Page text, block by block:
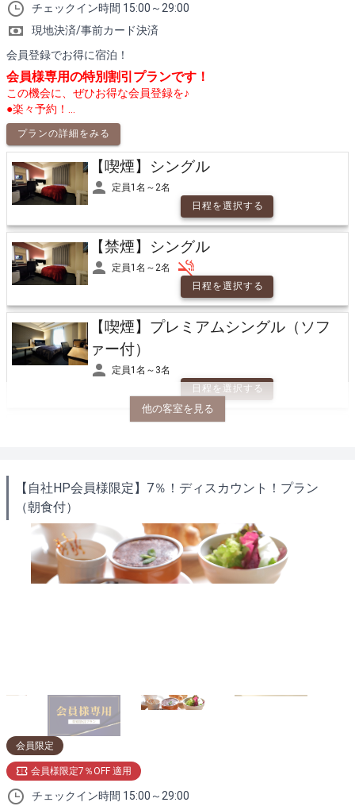
チェックイン時間 15:00～29:00
現地決済/事前カード決済
会員登録でお得に宿泊！
会員様専用の特別割引プランです！
この機会に、ぜひお得な会員登録を♪
●楽々予約！...
プランの詳細をみる
他の客室を見る
【喫煙】シングル
定員1名～2名
日程を選択する
【禁煙】シングル
定員1名～2名
日程を選択する
【喫煙】プレミアムシングル（ソフ
ァー付）
定員1名～3名
日程を選択する
日程を選択する
【禁煙】ユニバーサルシングル
定員1名～3名
日程を選択する
【禁煙】ツイン
定員1名～3名
【禁煙】エグゼクティブルーム
定員1名～6名
【自社HP会員様限定】7％！ディスカウント！プラン
（朝食付）
会員限定
会員様限定7％OFF 適用
チェックイン時間 15:00～29:00